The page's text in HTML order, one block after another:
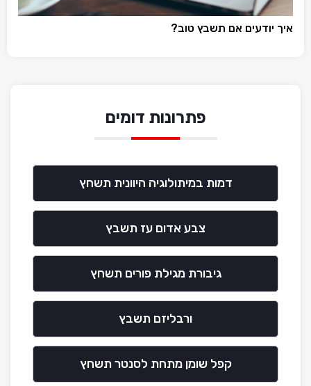
איך יודעים אם תשבץ טוב?
פתרונות דומים
דמות במיתולוגיה היוונית תשחץ
צבע אדום עז תשבץ
גיבורת מגילת פורים תשחץ
ורבליזם תשבץ
קפל שומן מתחת לסנטר תשחץ